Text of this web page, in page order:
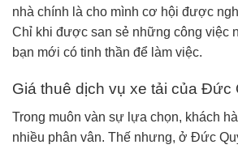
nhà chính là cho mình cơ hội được
Chỉ khi được san sẻ những công việc
bạn mới có tinh thần để làm việc.
Giá thuê dịch vụ xe tải của Đức
Trong muôn vàn sự lựa chọn, khách
nhiều phân vân. Thế nhưng, ở Đức